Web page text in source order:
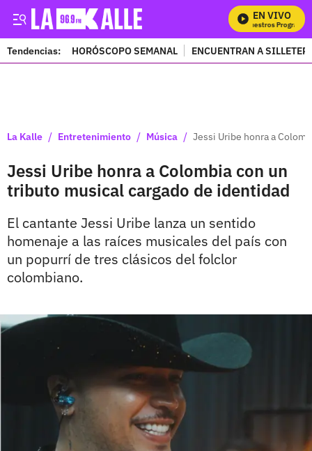
EN VIVO
Mira Todos Nuestros Programas
Tendencias: HORÓSCOPO SEMANAL ENCUENTRAN A
La Kalle / Entretenimiento / Música / Jessi Uribe honra a
Jessi Uribe honra a Colombia con un
tributo musical cargado de identidad
El cantante Jessi Uribe lanza un sentido
homenaje a las raíces musicales del país con
un popurrí de tres clásicos del folclor
colombiano.